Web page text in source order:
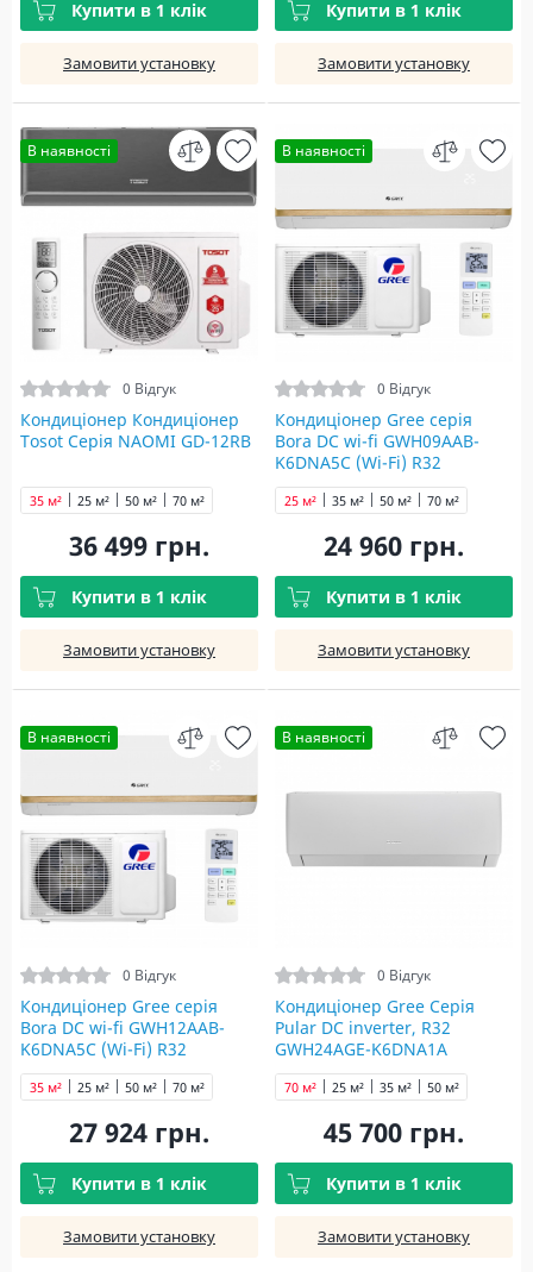
Купити в 1 клік
Замовити установку
Купити в 1 клік
Замовити установку
В наявності
0 Відгук
Кондиціонер Кондиціонер
Tosot Серія NAOMI GD-12RB
25 м²
35 м² 50 м² 70 м²
36 499 грн.
Купити в 1 клік
Замовити установку
В наявності
0 Відгук
Кондиціонер Gree серія
Bora DC wi-fi GWH09AAB-
K6DNA5С (Wi-Fi) R32
25 м² 35 м² 50 м² 70 м²
24 960 грн.
Купити в 1 клік
Замовити установку
В наявності
0 Відгук
Кондиціонер Gree серія
Bora DC wi-fi GWH12AAB-
K6DNA5С (Wi-Fi) R32
25 м²
35 м² 50 м² 70 м²
27 924 грн.
Купити в 1 клік
Замовити установку
В наявності
0 Відгук
Кондиціонер Gree Серія
Pular DC inverter, R32
GWH24AGE-K6DNA1A
25 м² 35 м² 50 м²
70 м²
45 700 грн.
Купити в 1 клік
Замовити установку